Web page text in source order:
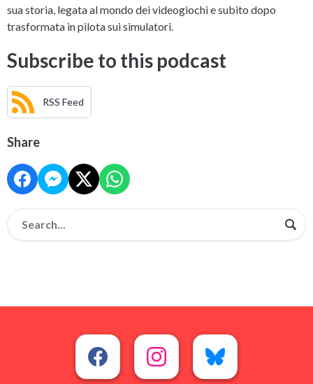
sua storia, legata al mondo dei videogiochi e subito dopo
trasformata in pilota sui simulatori.
Subscribe to this podcast
RSS Feed
Share